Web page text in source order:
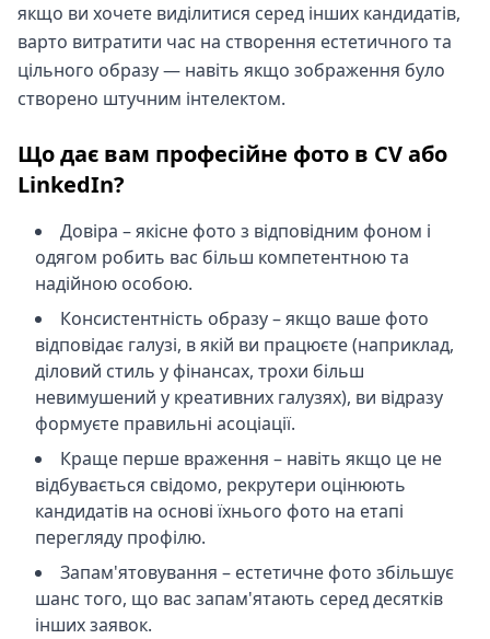
якщо ви хочете виділитися серед інших кандидатів,
варто витратити час на створення естетичного та
цільного образу — навіть якщо зображення було
створено штучним інтелектом.
Що дає вам професійне фото в CV або
LinkedIn?
Довіра – якісне фото з відповідним фоном і
одягом робить вас більш компетентною та
надійною особою.
Консистентність образу – якщо ваше фото
відповідає галузі, в якій ви працюєте (наприклад,
діловий стиль у фінансах, трохи більш
невимушений у креативних галузях), ви відразу
формуєте правильні асоціації.
Краще перше враження – навіть якщо це не
відбувається свідомо, рекрутери оцінюють
кандидатів на основі їхнього фото на етапі
перегляду профілю.
Запам'ятовування – естетичне фото збільшує
шанс того, що вас запам'ятають серед десятків
інших заявок.